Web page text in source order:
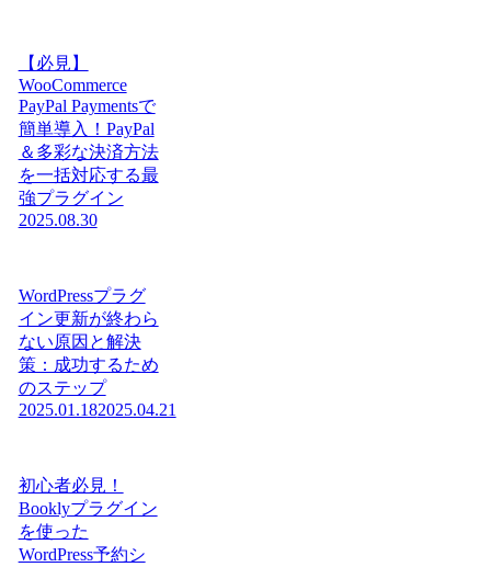
【必見】
WooCommerce
PayPal Paymentsで
簡単導入！PayPal
＆多彩な決済方法
を一括対応する最
強プラグイン
2025.08.30
WordPressプラグ
イン更新が終わら
ない原因と解決
策：成功するため
のステップ
2025.01.182025.04.21
初心者必見！
Booklyプラグイン
を使った
WordPress予約シ